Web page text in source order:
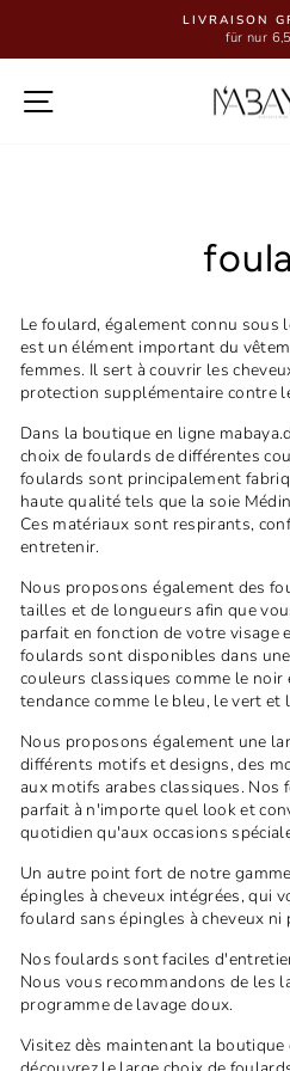
contenu
LIVRAISON
für nur
Le foulard, également connu sous
est un élément important du
femmes. Il sert à couvrir les
protection supplémentaire contre
Dans la boutique en ligne
choix de foulards de différentes
foulards sont principalement
haute qualité tels que la soie
Ces matériaux sont respirants,
entretenir.
Nous proposons également des
tailles et de longueurs afin que
parfait en fonction de votre visage
foulards sont disponibles dans
couleurs classiques comme le noir
tendance comme le bleu, le vert et
Nous proposons également une
différents motifs et designs, des
aux motifs arabes classiques.
parfait à n'importe quel look et
quotidien qu'aux occasions
Un autre point fort de notre
épingles à cheveux intégrées, qui
foulard sans épingles à cheveux
Nos foulards sont faciles
Nous vous recommandons de les
programme de lavage doux.
Visitez dès maintenant la boutique